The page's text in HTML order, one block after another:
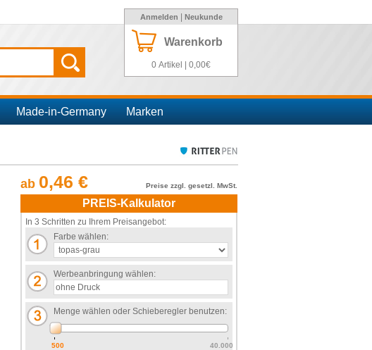
Anmelden Neukunde
Warenkorb
0 Artikel | 0,00€
Made-in-Germany Marken
Preise zzgl. gesetzl. MwSt.
ab 0,46 €
PREIS-Kalkulator
In 3 Schritten zu Ihrem Preisangebot:
Farbe wählen:
Werbeanbringung wählen:
Menge wählen oder Schieberegler benutzen:
500 40.000